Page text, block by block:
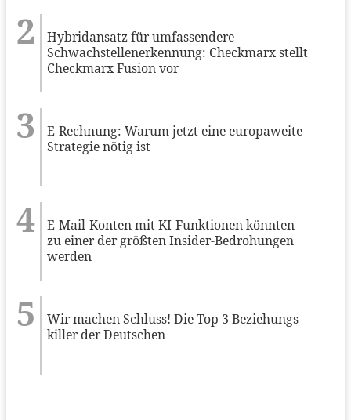
Hybridansatz für umfassendere
Schwachstellenerkennung: Checkmarx stellt
Checkmarx Fusion vor
E-Rechnung: Warum jetzt eine europaweite
Strategie nötig ist
E-Mail-Konten mit KI-Funktionen könnten
zu einer der größten Insider-Bedrohungen
werden
Wir machen Schluss! Die Top 3 Beziehungs-
killer der Deutschen